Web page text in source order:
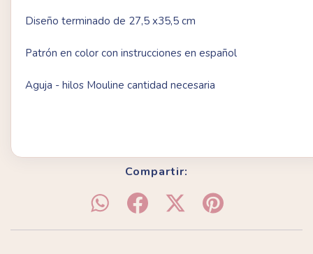
Diseño terminado de 27,5 x35,5 cm
Patrón en color con instrucciones en español
Aguja - hilos Mouline cantidad necesaria
Compartir: